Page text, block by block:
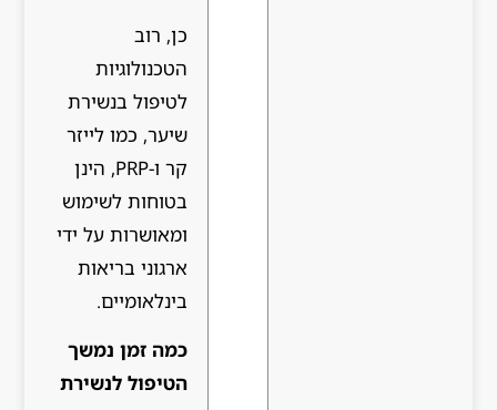
כן, רוב
הטכנולוגיות
לטיפול בנשירת
שיער, כמו לייזר
קר ו-PRP, הינן
בטוחות לשימוש
ומאושרות על ידי
ארגוני בריאות
בינלאומיים.
כמה זמן נמשך
הטיפול לנשירת